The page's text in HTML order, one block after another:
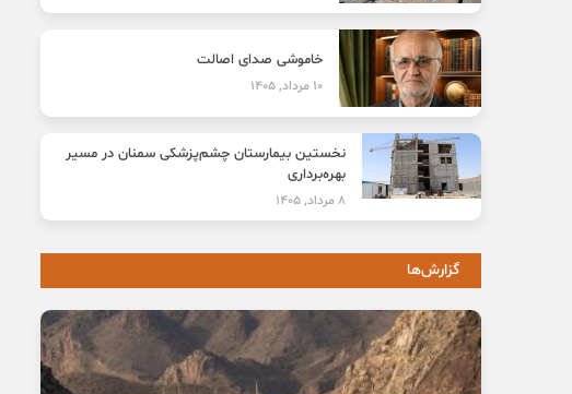
خاموشی صدای اصالت
10 مرداد, 1405
نخستین بیمارستان چشم‌پزشکی سمنان در مسیر
بهره‌برداری
8 مرداد, 1405
گزارش‌ها